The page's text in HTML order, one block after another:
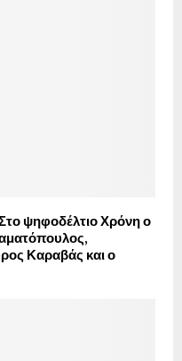
ψηφοδέλτιο Χρόνη ο
Καραβάς και ο